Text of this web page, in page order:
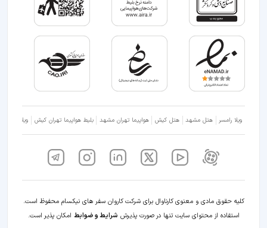
ویلا رامسر هتل مشهد هتل کیش هواپیما تهران مشهد بلیط هواپیما تهران کیش ویلا شمال
کلیه حقوق مادی و معنوی کارناوال برای شرکت کاروان سفر های نیکسام محفوظ است.
استفاده از محتوای سایت تنها در صورت پذیرش شرایط و ضوابط امکان پذیر است.